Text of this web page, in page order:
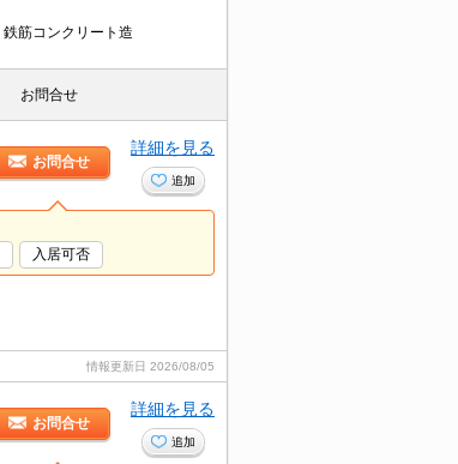
鉄筋コンクリート造
お問合せ
お問合せ
詳細を見る
追加
入居可否
情報更新日 2026/08/05
お問合せ
詳細を見る
追加